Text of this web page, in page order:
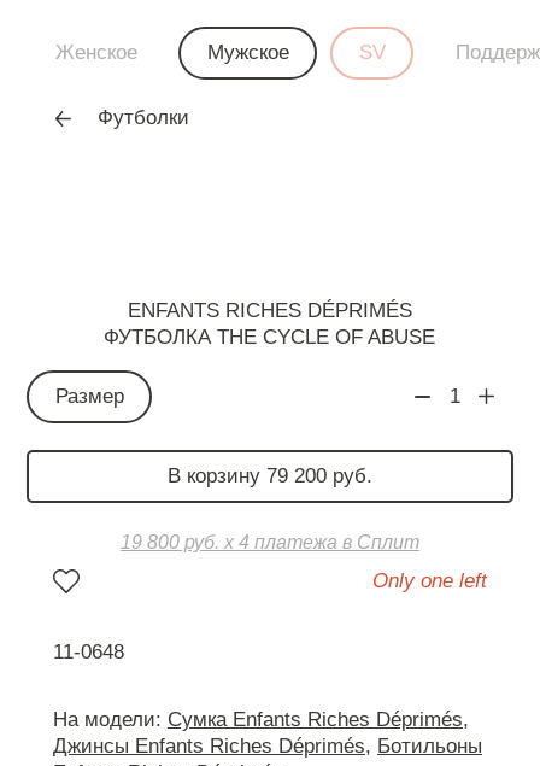
ENFANTS RICHES DÉPRIMÉS
ФУТБОЛКА THE CYCLE OF ABUSE
Размер 1
В корзину 79 200 руб.
19 800 руб. х 4 платежа в Сплит
Only one left
11-0648
На модели: Сумка Enfants Riches Déprimés,
Джинсы Enfants Riches Déprimés, Ботильоны
Женское Мужское SV
Футболки